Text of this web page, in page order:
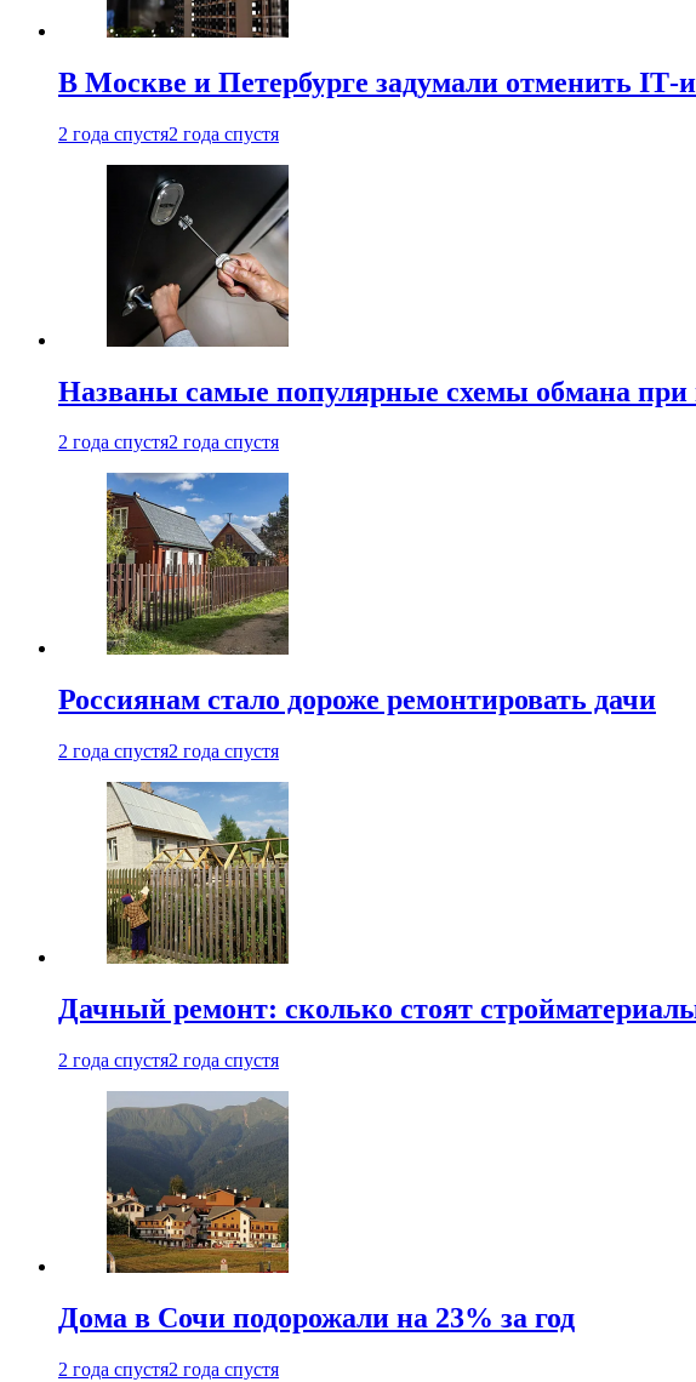
В Москве и Петербурге задумали отменить IТ-
2 года спустя2 года спустя
Названы самые популярные схемы обмана при
2 года спустя2 года спустя
Россиянам стало дороже ремонтировать дачи
2 года спустя2 года спустя
Дачный ремонт: сколько стоят
2 года спустя2 года спустя
Дома в Сочи подорожали на 23% за год
2 года спустя2 года спустя